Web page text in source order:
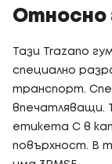
Относно
Тази Trazano
специално
транспорт.
впечатляващи.
етикета C в
повърхност. В